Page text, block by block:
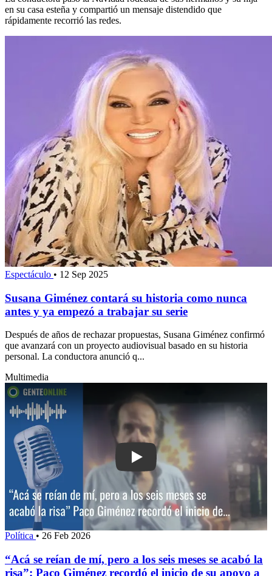
en su casa esteña y compartió un mensaje distendido que
rápidamente recorrió las redes.
Espectáculo • 12 Sep 2025
Susana Giménez contará su historia como nunca
antes y ya empezó a trabajar su serie
Después de años de rechazar propuestas, Susana Giménez confirmó
que avanzará con un proyecto audiovisual basado en su historia
personal. La conductora anunció q...
Multimedia
Play: “Acá se reían de mí, pero a los
Política • 26 Feb 2026
“Acá se reían de mí, pero a los seis meses se acabó la
risa”: Paco Giménez recordó el inicio de su apoyo a